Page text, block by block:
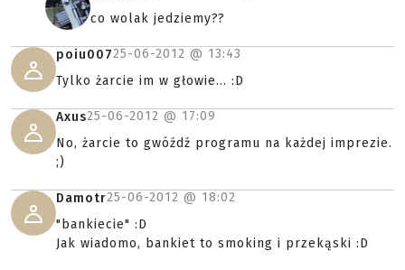
co wolak jedziemy??
poiu00725-06-2012 @ 13:43
Tylko żarcie im w głowie... :D
Axus25-06-2012 @ 17:09
No, żarcie to gwóźdź programu na każdej imprezie.
;)
Damotr25-06-2012 @ 18:02
"bankiecie" :D
Jak wiadomo, bankiet to smoking i przekąski :D